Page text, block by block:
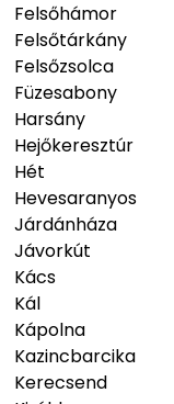
Felsőhámor
Felsőtárkány
Felsőzsolca
Füzesabony
Harsány
Hejőkeresztúr
Hét
Hevesaranyos
Járdánháza
Jávorkút
Kács
Kál
Kápolna
Kazincbarcika
Kerecsend